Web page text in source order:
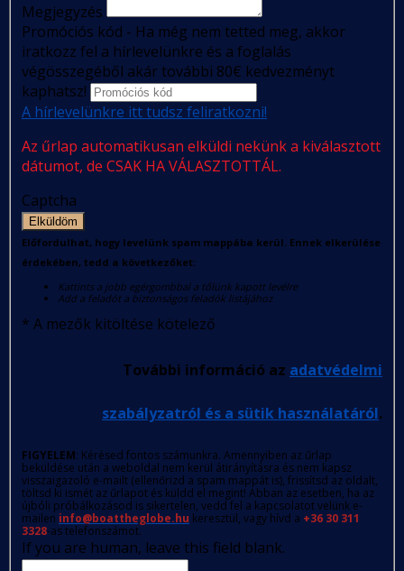
Megjegyzés
Promóciós kód - Ha még nem tetted meg, akkor
iratkozz fel a hírlevelünkre és a foglalás
végösszegéből akár további 80€ kedvezményt
kaphatsz!
A hírlevelünkre itt tudsz feliratkozni!
Az űrlap automatikusan elküldi nekünk a kiválasztott
dátumot, de CSAK HA VÁLASZTOTTÁL.
Captcha
Elküldöm
Előfordulhat, hogy levelünk spam mappába kerül. Ennek elkerülése
érdekében, tedd a következőket:
Kattints a jobb egérgombbal a tőlünk kapott levélre
Add a feladót a biztonságos feladók listájához
* A mezők kitöltése kötelező
További információ az adatvédelmi
szabályzatról és a sütik használatáról.
FIGYELEM: Kérésed fontos számunkra. Amennyiben az űrlap
beküldése után a weboldal nem kerül átirányításra és nem kapsz
visszaigazoló e-mailt (ellenőrizd a spam mappát is), frissítsd az oldalt,
töltsd ki ismét az űrlapot és küldd el megint! Abban az esetben, ha az
újbóli próbálkozásod is sikertelen, vedd fel a kapcsolatot velünk e-
mailen info@boattheglobe.hu keresztül, vagy hívd a +36 30 311
3328-as telefonszámot.
If you are human, leave this field blank.